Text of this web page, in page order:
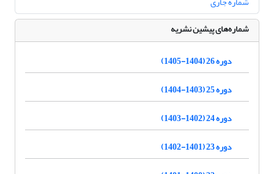
شماره‌های پیشین نشریه
دوره 26 (1404-1405)
دوره 25 (1403-1404)
دوره 24 (1402-1403)
دوره 23 (1401-1402)